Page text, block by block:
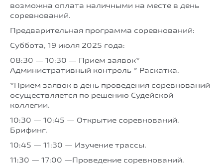
возможна оплата наличными на месте в день
соревнований.
Предварительная программа соревнований:
Суббота, 19 июля 2025 года:
08:30 — 10:30 — Прием заявок*
Административный контроль * Раскатка.
*Прием заявок в день проведения соревнований
осуществляется по решению Судейской
коллегии.
10:30 — 10:45 — Открытие соревнований.
Брифинг.
10:45 — 11:30 — Изучение трассы.
11:30 — 17:00 —Проведение соревнований.